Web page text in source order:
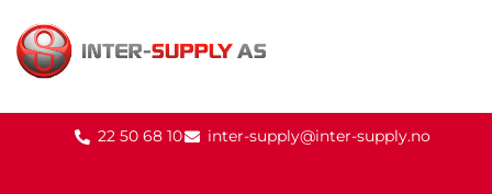
22 50 68 10 inter-supply@inter-supply.no